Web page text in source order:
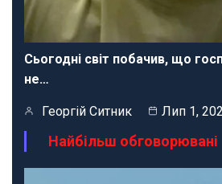
Сьогодні світ побачив, що
не…
Георгій Ситник Лип 1,
Найбільш обговорювані